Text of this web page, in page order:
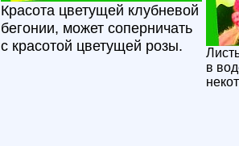
Красота цветущей клубневой
бегонии, может соперничать
с красотой цветущей розы.
в